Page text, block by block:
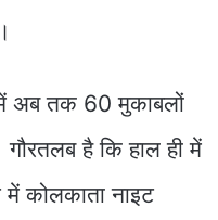
अब तक 60 मुकाबलों
है कि हाल ही में
कोलकाता नाइट